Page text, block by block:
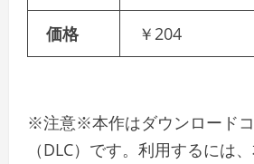
価格 ￥204
※注意※本作はダウンロード
（DLC）です。利用するには